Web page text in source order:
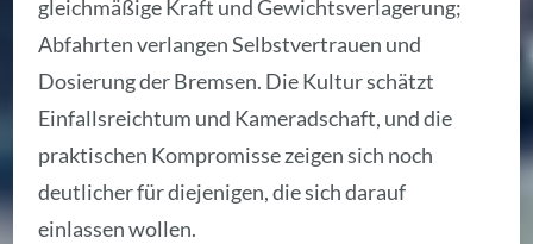
gleichmäßige Kraft und Gewichtsverlagerung;
Abfahrten verlangen Selbstvertrauen und
Dosierung der Bremsen. Die Kultur schätzt
Einfallsreichtum und Kameradschaft, und die
praktischen Kompromisse zeigen sich noch
deutlicher für diejenigen, die sich darauf
einlassen wollen.